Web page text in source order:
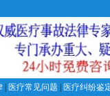
医疗常见问题
医疗纠纷鉴